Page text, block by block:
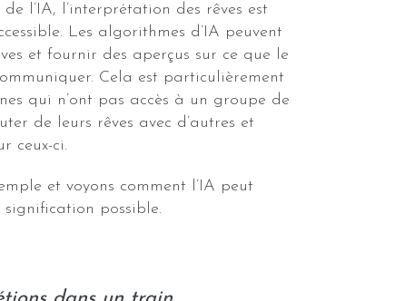
l’IA, l’interprétation des rêves est
Les algorithmes d’IA peuvent
et fournir des aperçus sur ce que le
Cela est particulièrement
qui n’ont pas accès à un groupe de
de leurs rêves avec d’autres et
ceux-ci.
et voyons comment l’IA peut
possible.